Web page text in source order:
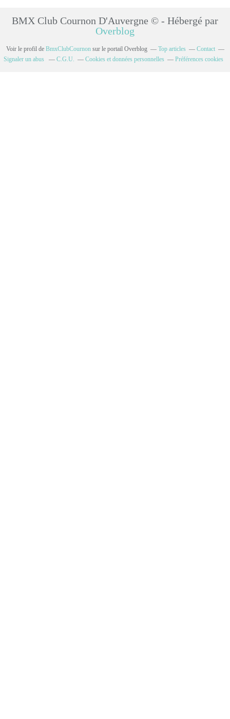
BMX Club Cournon D'Auvergne © - Hébergé par
Overblog
Voir le profil de BmxClubCournon sur le portail Overblog Top articles
Contact
Signaler un abus
C.G.U. Cookies et données personnelles Préférences cookies